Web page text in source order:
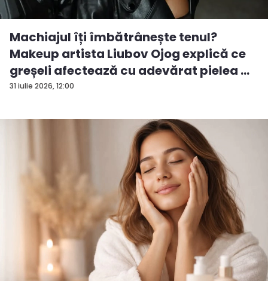
31 iulie 2026, 12:00
Machiajul îți îmbătrânește tenul?
Makeup artista Liubov Ojog explică ce
greșeli afectează cu adevărat pielea ...